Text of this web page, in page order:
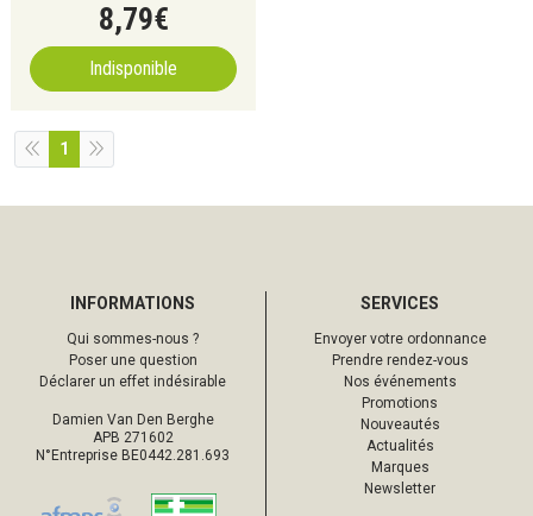
8,79€
Indisponible
1
INFORMATIONS
Qui sommes-nous ?
Poser une question
Déclarer un effet indésirable
Damien Van Den Berghe
APB 271602
N°Entreprise BE0442.281.693
SERVICES
Envoyer votre ordonnance
Prendre rendez-vous
Nos événements
Promotions
Nouveautés
Actualités
Marques
Newsletter